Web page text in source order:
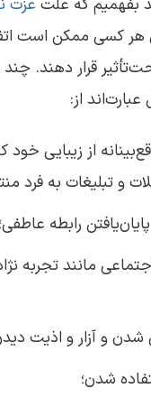
کسی ممکن است
قرار دهند. چند
از:
از زیبایی
و تبلیغات به فرد
رابطه عاطفی؛
مانند تجربه
شدن و آزار و اذیت
شدن؛